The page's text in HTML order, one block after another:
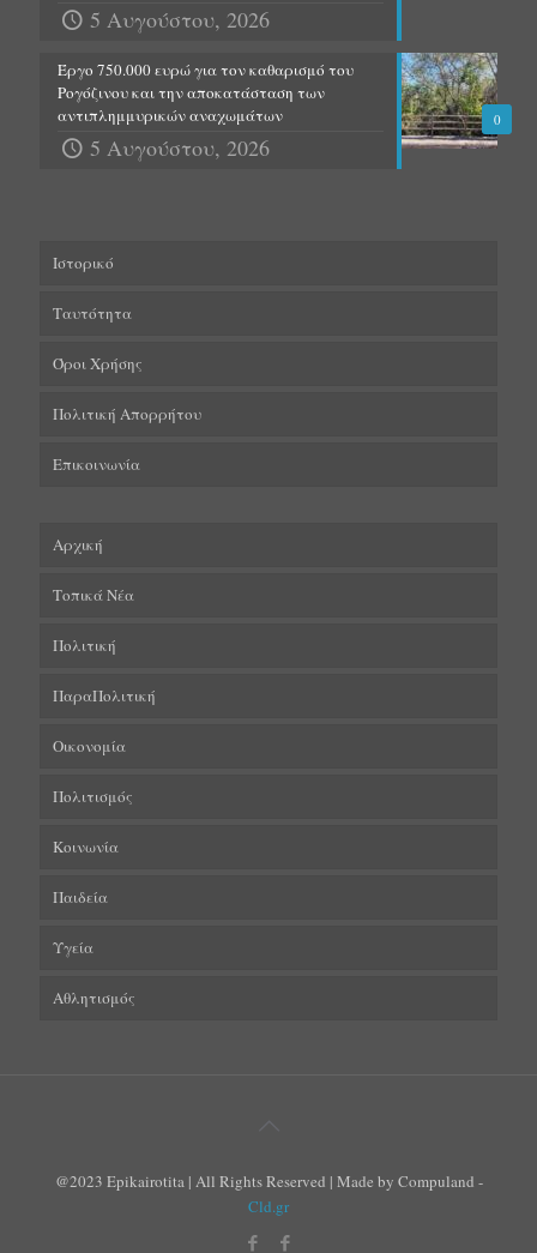
5 Αυγούστου, 2026
0
Έργο 750.000 ευρώ για τον καθαρισμό του
Ρογόζινου και την αποκατάσταση των
αντιπλημμυρικών αναχωμάτων
5 Αυγούστου, 2026
Ιστορικό
Ταυτότητα
Όροι Χρήσης
Πολιτική Απορρήτου
Επικοινωνία
Αρχική
Τοπικά Νέα
Πολιτική
ΠαραΠολιτική
Οικονομία
Πολιτισμός
Κοινωνία
Παιδεία
Υγεία
Αθλητισμός
@2023 Epikairotita | All Rights Reserved | Made by Compuland -
Cld.gr